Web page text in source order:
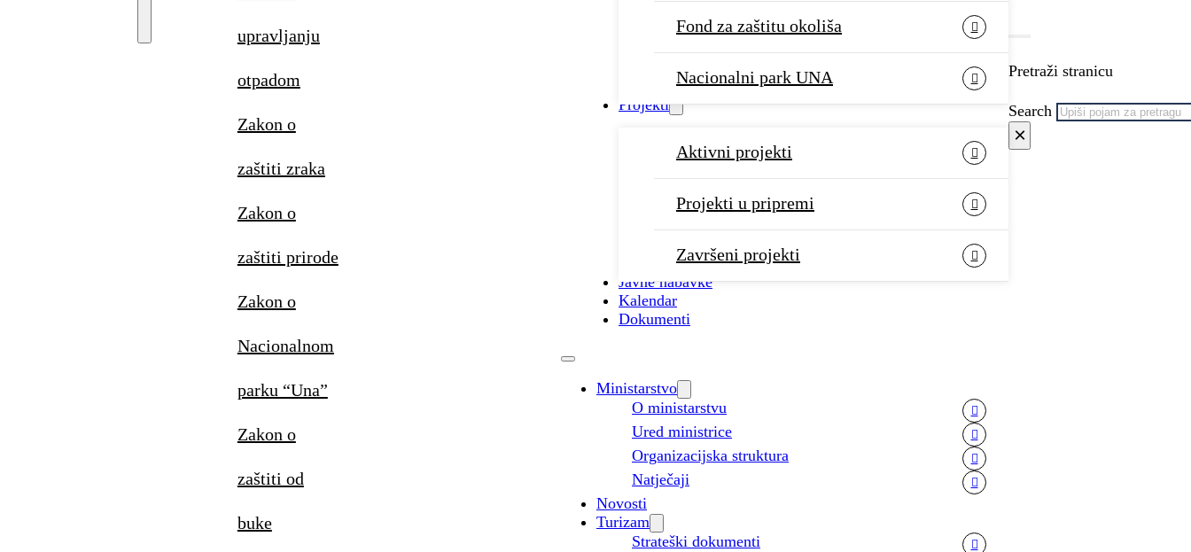
Fond za zaštitu okoliša
Nacionalni park UNA
Projekti
Aktivni projekti
Projekti u pripremi
Završeni projekti
Javne nabavke
Kalendar
Dokumenti
Ministarstvo
O ministarstvu
Ured ministrice
Organizacijska struktura
Natječaji
Novosti
Turizam
Strateški dokumenti
Pretraži stranicu
Search
×
upravljanju
otpadom
Zakon o
zaštiti zraka
Zakon o
zaštiti prirode
Zakon o
Nacionalnom
parku “Una”
Zakon o
zaštiti od
buke